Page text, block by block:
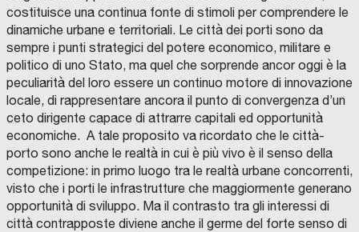
costituisce una continua fonte di stimoli per comprendere le
dinamiche urbane e territoriali. Le città dei porti sono da
sempre i punti strategici del potere economico, militare e
politico di uno Stato, ma quel che sorprende ancor oggi è la
peculiarità del loro essere un continuo motore di innovazione
locale, di rappresentare ancora il punto di convergenza d’un
ceto dirigente capace di attrarre capitali ed opportunità
economiche. A tale proposito va ricordato che le città-
porto sono anche le realtà in cui è più vivo è il senso della
competizione: in primo luogo tra le realtà urbane concorrenti,
visto che i porti le infrastrutture che maggiormente generano
opportunità di sviluppo. Ma il contrasto tra gli interessi di
città contrapposte diviene anche il germe del forte senso di